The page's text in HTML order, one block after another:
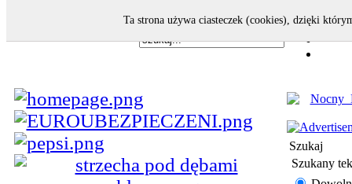
Szukaj
Szukany
Ta strona używa ciasteczek (cookies), dzięki